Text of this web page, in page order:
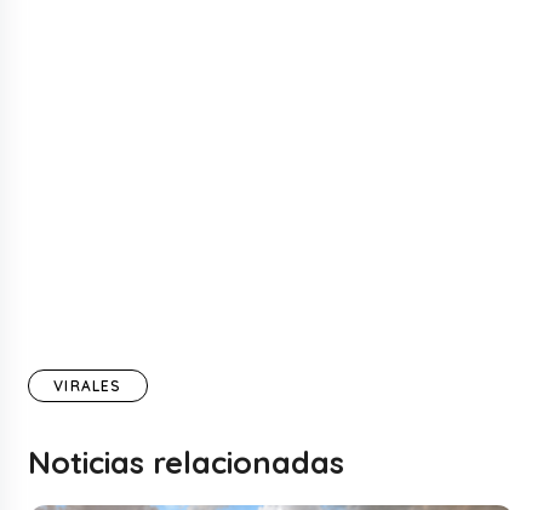
VIRALES
Noticias relacionadas